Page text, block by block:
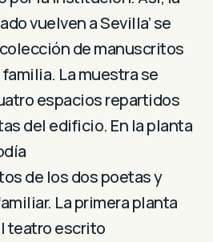
vuelven a Sevilla’ se
de manuscritos
La muestra se
espacios repartidos
del edificio. En la planta
de los dos poetas y
La primera planta
teatro escrito